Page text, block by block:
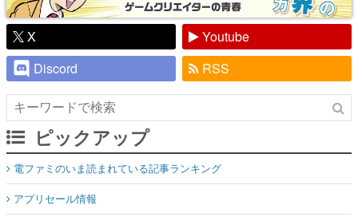
X
Youtube
Discord
RSS
ピックアップ
電ファミのいま読まれている記事ランキング
アプリセール情報